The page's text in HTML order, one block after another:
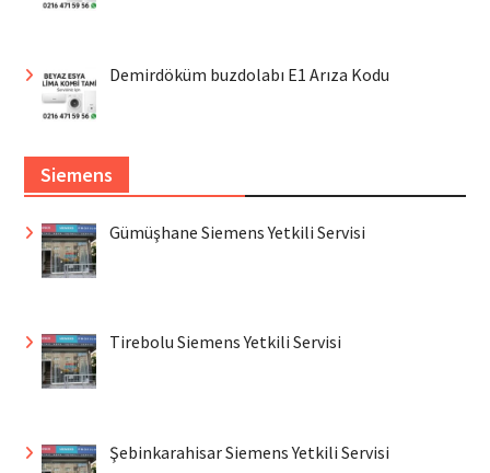
Demirdöküm buzdolabı E1 Arıza Kodu
Siemens
Gümüşhane Siemens Yetkili Servisi
Tirebolu Siemens Yetkili Servisi
Şebinkarahisar Siemens Yetkili Servisi